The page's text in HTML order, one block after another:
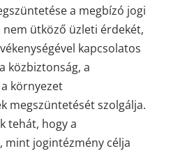
a megbízó jogi
nem ütköző üzleti érdekét,
kapcsolatos
közbiztonság, a
környezet
megszüntetését szolgálja.
tehát, hogy a
mint jogintézmény célja